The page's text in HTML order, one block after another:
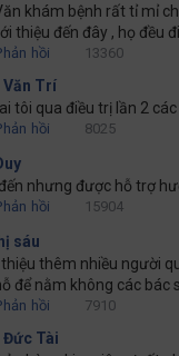
khám bệnh rất tỉ mỉ
thiệu đến đây , họ đều
hồi 13360
Văn Trí
tôi qua điều trị lần 2 các
hồi 8025
nhưng được hỗ trợ
hồi 15904
sáu
thiệu thêm nhiều người
để nằm không các bác
hồi 7910
Đức Tài